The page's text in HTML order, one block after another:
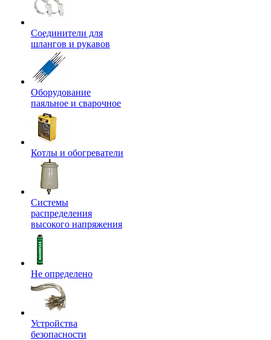
Соединители для
шлангов и рукавов
Оборудование
паяльное и сварочное
Котлы и обогреватели
Системы
распределения
высокого напряжения
Не определено
Устройства
безопасности